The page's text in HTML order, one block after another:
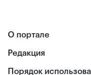
О портале
Редакция
Порядок